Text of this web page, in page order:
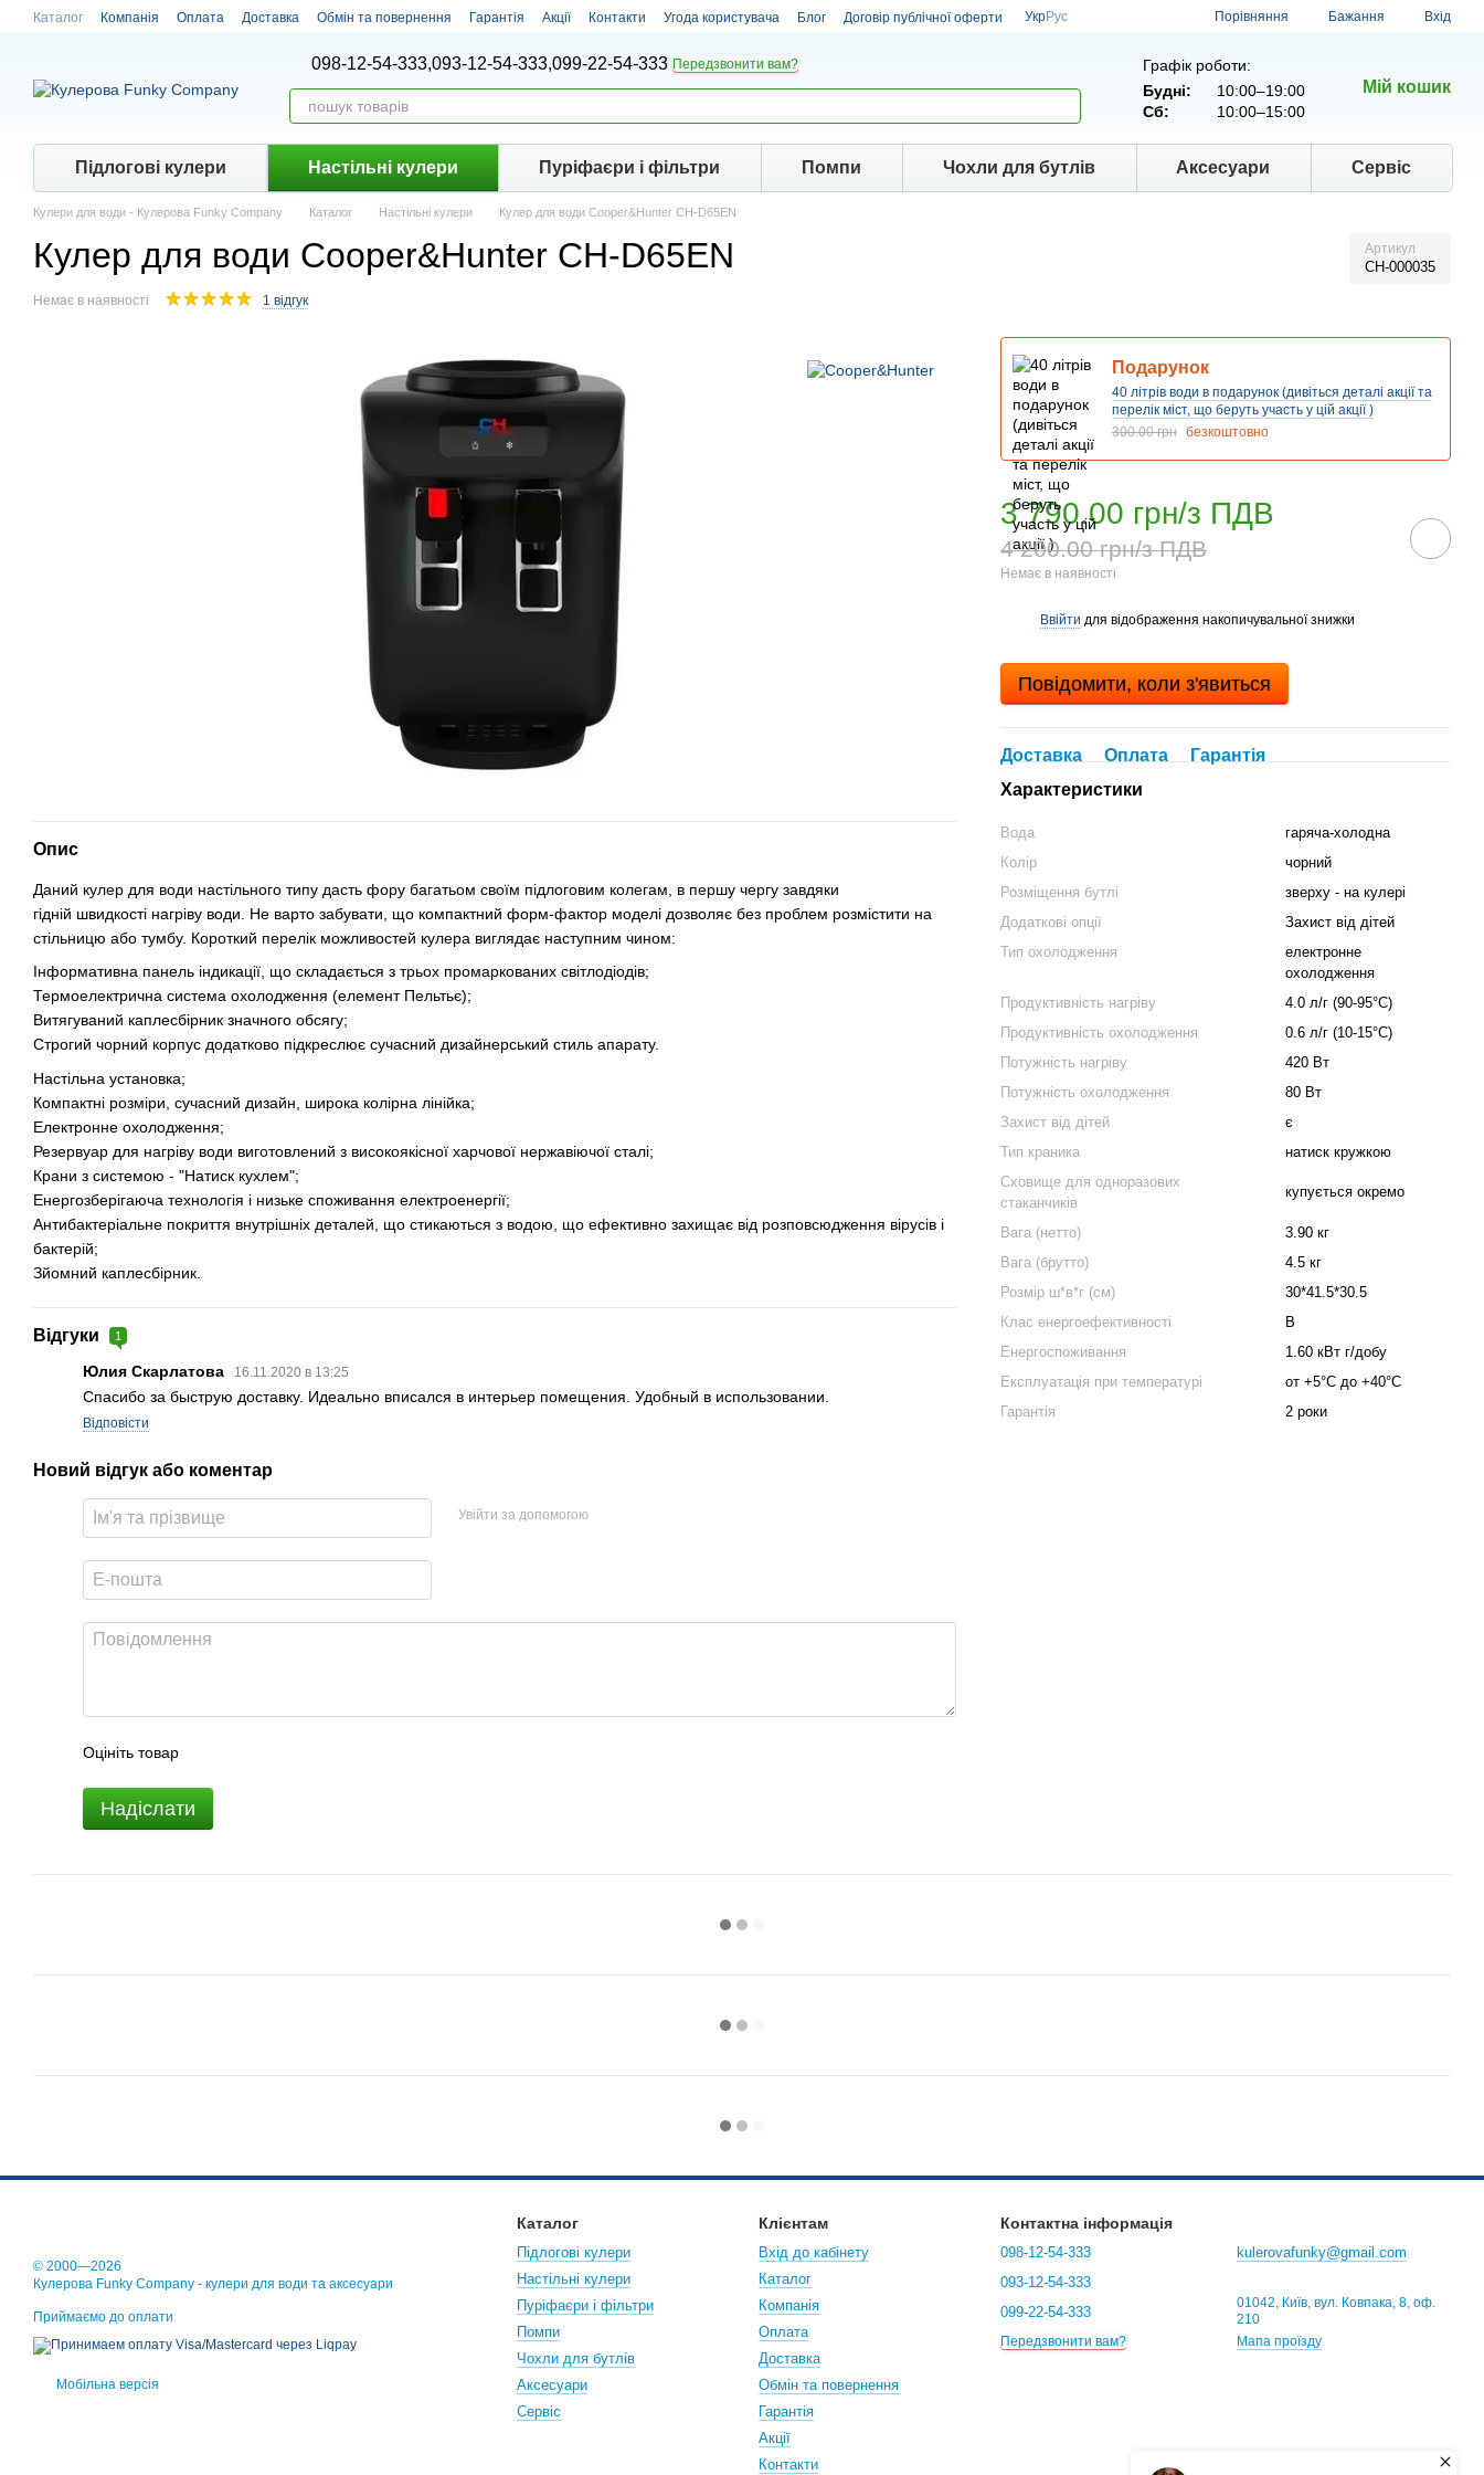
Перейти до основного контенту
Каталог Компанія Оплата Доставка Обмін та повернення Гарантія Акції Контакти Угода користувача Блог Договір публічної оферти УкрРус Порівняння Бажання Вхід
098-12-54-333,093-12-54-333,099-22-54-333 Передзвонити вам?
Графік роботи:
Будні:
10:00–19:00
Сб:
10:00–15:00
Мій кошик
Підлогові кулери Настiльнi кулери Пуріфаєри і фільтри Помпи Чохли для бутлів Аксесуари Сервіс
Кулери для води - Кулерова Funky Company Каталог Настiльнi кулери Кулер для води Cooper&Hunter CH-D65EN
Кулер для води Cooper&Hunter CH-D65EN Артикул
CH-000035
Немає в наявності 1 відгук
Опис
Даний кулер для води настільного типу дасть фору багатьом своїм підлоговим колегам, в першу чергу завдяки
гідній швидкості нагріву води. Не варто забувати, що компактний форм-фактор моделі дозволяє без проблем розмістити на
стільницю або тумбу. Короткий перелік можливостей кулера виглядає наступним чином:
Інформативна панель індикації, що складається з трьох промаркованих світлодіодів;
Термоелектрична система охолодження (елемент Пельтьє);
Витягуваний каплесбірник значного обсягу;
Строгий чорний корпус додатково підкреслює сучасний дизайнерський стиль апарату.
Настільна установка;
Компактні розміри, сучасний дизайн, широка колірна лінійка;
Електронне охолодження;
Резервуар для нагріву води виготовлений з високоякісної харчової нержавіючої сталі;
Крани з системою - "Натиск кухлем";
Енергозберігаюча технологія і низьке споживання електроенергії;
Антибактеріальне покриття внутрішніх деталей, що стикаються з водою, що ефективно захищає від розповсюдження вірусів і
бактерій;
Зйомний каплесбірник.
Відгуки 1
Юлия Скарлатова 16.11.2020 в 13:25
Спасибо за быструю доставку. Идеально вписался в интерьер помещения. Удобный в использовании.
Відповісти
Новий відгук або коментар
Увійти за допомогою
Оцініть товар
Надіслати
Подарунок
40 літрів води в подарунок (дивіться деталі акції та
перелік міст, що беруть участь у цій акції )
300.00 грн безкоштовно
3 790.00 грн/з ПДВ
4 200.00 грн/з ПДВ
Немає в наявності
Ввійти для відображення накопичувальної знижки
Повідомити, коли з'явиться
Доставка Оплата
Гарантія
Характеристики
Вода
гаряча-холодна
Колір
чорний
Розміщення бутлі
зверху - на кулері
Додаткові опції
Захист від дітей
Тип охолодження
електронне
охолодження
Продуктивність нагріву
4.0 л/г (90-95°C)
Продуктивність охолодження
0.6 л/г (10-15°C)
Потужність нагрiву
420 Вт
Потужність охолодження
80 Вт
Захист від дітей
є
Тип краника
натиск кружкою
Сховище для одноразових
стаканчиків
купується окремо
Вага (нетто)
3.90 кг
Вага (брутто)
4.5 кг
Розмір ш*в*г (см)
30*41.5*30.5
Клас енергоефективності
В
Енергоспоживання
1.60 кВт г/добу
Експлуатація при температурі
от +5°C до +40°C
Гарантія
2 роки
© 2000—2026
Кулерова Funky Company - кулери для води та аксесуари
Приймаємо до оплати
Мобільна версія
Каталог
Підлогові кулери
Настiльнi кулери
Пуріфаєри і фільтри
Помпи
Чохли для бутлів
Аксесуари
Сервіс
Клієнтам
Вхід до кабінету
Каталог
Компанія
Оплата
Доставка
Обмін та повернення
Гарантія
Акції
Контакти
Контактна інформація
098-12-54-333
093-12-54-333
099-22-54-333
Передзвонити вам?
kulerovafunky@gmail.com
01042, Київ, вул. Ковпака, 8, оф.
210
Мапа проїзду